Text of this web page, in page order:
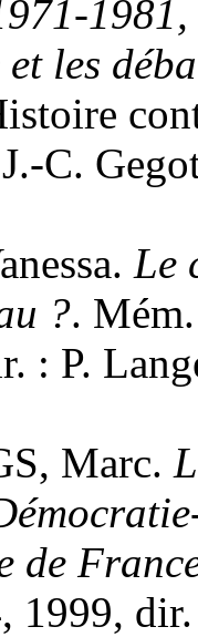
les
C.
Le
?.
: P.
Marc.
de
1999,